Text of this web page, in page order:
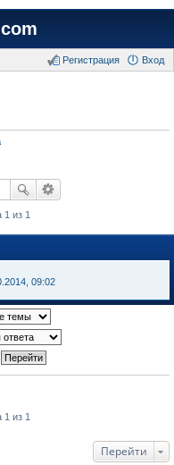
Вход
Регистрация
1 из 1
09:02
1 из 1
Перейти